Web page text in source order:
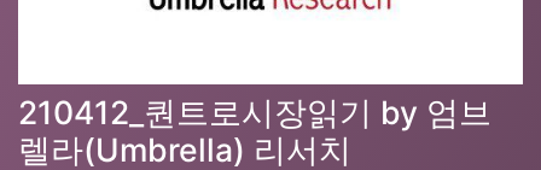
210412_퀀트로시장읽기 by 엄브
렐라(Umbrella) 리서치